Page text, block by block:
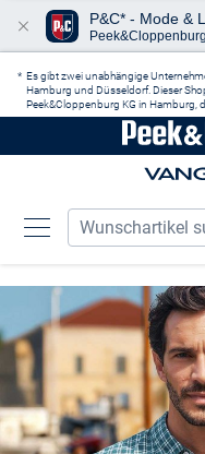
Es gibt zwei unabhängige
Hamburg und Düsseldorf. Dieser
Peek&Cloppenburg KG in Hamburg,
P&C* - Mode &